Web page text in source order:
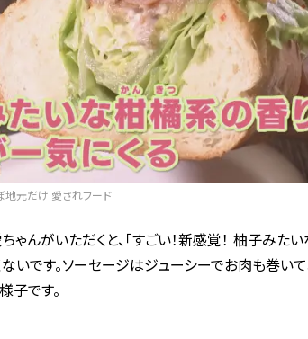
地元だけ 愛されフード
ゃんがいただくと、「すごい！新感覚！ 柚子みた
いです。ソーセージはジューシーでお肉も巻い
子です。